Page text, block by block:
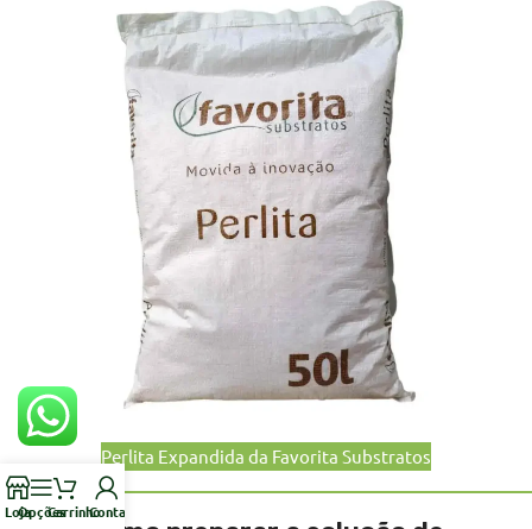
Perlita Expandida da Favorita Substratos
LojaOpçõesCarrinhoConta